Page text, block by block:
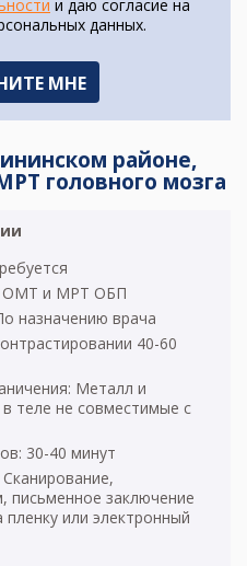
и даю согласие на
данных.
районе,
головного мозга
ОМТ и МРТ ОБП
назначению врача
40-60
Металл и
теле не совместимые с
30-40 минут
заключение
или электронный